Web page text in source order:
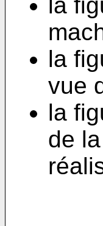
la
vue
la
de